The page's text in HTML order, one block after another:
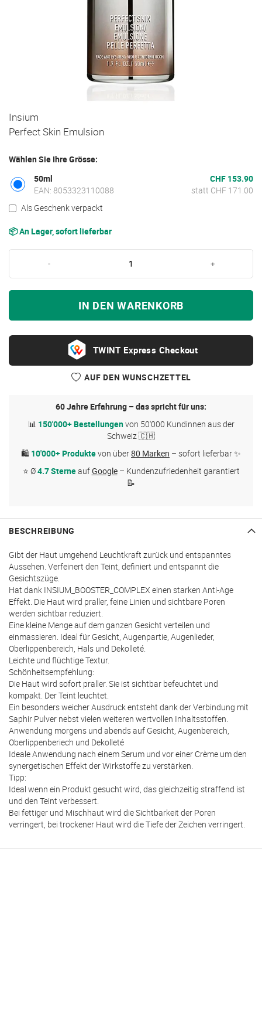
Zum
Anfang
der
springen
Insium
Perfect Skin Emulsion
Wählen Sie Ihre Grösse:
50ml
EAN: 8053323110088
CHF 153.90
statt CHF 171.00
Als Geschenk verpackt
📦 An Lager, sofort lieferbar
- +
IN DEN WARENKORB
Express Checkout
AUF DEN WUNSCHZETTEL
60 Jahre Erfahrung – das spricht für uns:
📊 150'000+ Bestellungenvon 50'000 Kundinnen aus der
Schweiz 🇨🇭
🛍 10'000+ Produktevon über80 Marken – sofort lieferbar ✨
⭐ Ø4.7 SterneaufGoogle– Kundenzufriedenheit garantiert
📝
BESCHREIBUNG
Gibt der Haut umgehend Leuchtkraft zurück und entspanntes
Aussehen. Verfeinert den Teint, definiert und entspannt die
Gesichtszüge.
Hat dank INSIUM_BOOSTER_COMPLEX einen starken Anti-Age
Effekt. Die Haut wird praller, feine Linien und sichtbare Poren
werden sichtbar reduziert.
Eine kleine Menge auf dem ganzen Gesicht verteilen und
einmassieren. Ideal für Gesicht, Augenpartie, Augenlieder,
Oberlippenbereich, Hals und Dekolleté.
Leichte und flüchtige Textur.
Schönheitsempfehlung:
Die Haut wird sofort praller. Sie ist sichtbar befeuchtet und
kompakt. Der Teint leuchtet.
Ein besonders weicher Ausdruck entsteht dank der Verbindung mit
Saphir Pulver nebst vielen weiteren wertvollen Inhaltsstoffen.
Anwendung morgens und abends auf Gesicht, Augenbereich,
Oberlippenberiech und Dekolleté
Ideale Anwendung nach einem Serum und vor einer Crème um den
synergetischen Effekt der Wirkstoffe zu verstärken.
Tipp:
Ideal wenn ein Produkt gesucht wird, das gleichzeitig straffend ist
und den Teint verbessert.
Bei fettiger und Mischhaut wird die Sichtbarkeit der Poren
verringert, bei trockener Haut wird die Tiefe der Zeichen verringert.